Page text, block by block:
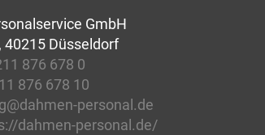
GmbH
40215 Düsseldorf
876 678 0
876 678 10
personal.de
dahmen-personal.de/